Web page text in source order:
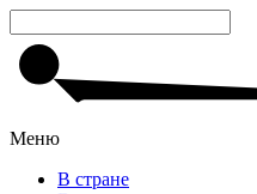
Меню
В стране